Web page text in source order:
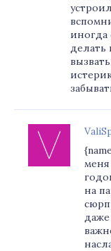
иногда
делать
меня
на